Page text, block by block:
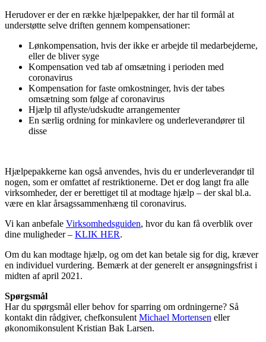
Herudover er der en række hjælpepakker, der har til formål at
understøtte selve driften gennem kompensationer:
Lønkompensation, hvis der ikke er arbejde til medarbejderne,
eller de bliver syge
Kompensation ved tab af omsætning i perioden med
coronavirus
Kompensation for faste omkostninger, hvis der tabes
omsætning som følge af coronavirus
Hjælp til aflyste/udskudte arrangementer
En særlig ordning for minkavlere og underleverandører til
disse
Hjælpepakkerne kan også anvendes, hvis du er underleverandør til
nogen, som er omfattet af restriktionerne. Det er dog langt fra alle
virksomheder, der er berettiget til at modtage hjælp – der skal bl.a.
være en klar årsagssammenhæng til coronavirus.
Vi kan anbefale Virksomhedsguiden, hvor du kan få overblik over
dine muligheder – KLIK HER.
Om du kan modtage hjælp, og om det kan betale sig for dig, kræver
en individuel vurdering. Bemærk at der generelt er ansøgningsfrist i
midten af april 2021.
Spørgsmål
Har du spørgsmål eller behov for sparring om ordningerne? Så
kontakt din rådgiver, chefkonsulent Michael Mortensen eller
økonomikonsulent Kristian Bak Larsen.